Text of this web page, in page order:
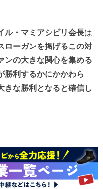
ル・マミアシビリ会長は
ローガンを掲げるこの対
ンの大きな関心を集める
勝利するかにかかわら
きな勝利となると確信し